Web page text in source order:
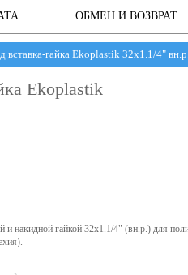
ОБМЕН И ВОЗВРАТ
вставка-гайка Ekoplastik 32х1.1/4"
Ekoplastik
и накидной гайкой 32х1.1/4" (вн.р.) для